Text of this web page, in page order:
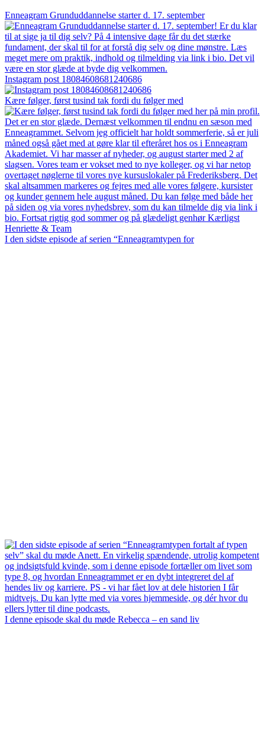
Enneagram Grunduddannelse starter d. 17. september
Instagram post 18084608681240686
Kære følger, først tusind tak fordi du følger med
I den sidste episode af serien “Enneagramtypen for
I denne episode skal du møde Rebecca – en sand liv